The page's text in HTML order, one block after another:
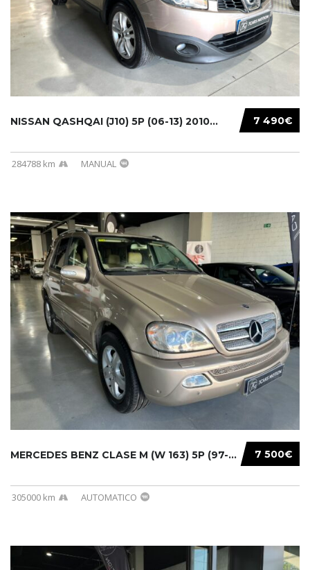
7 490€
NISSAN QASHQAI (J10) 5P (06-13) 2010...
284788 km MANUAL
7 500€
MERCEDES BENZ CLASE M (W 163) 5P (97-05) 200...
305000 km AUTOMATICO